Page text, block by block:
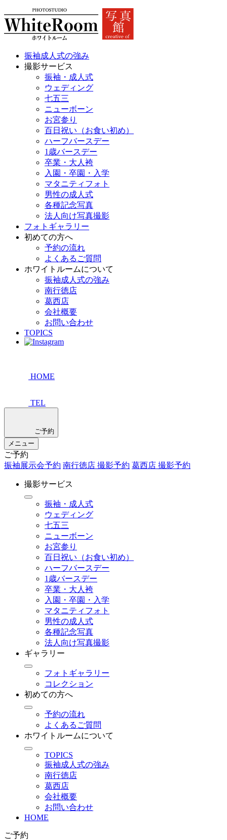
振袖成人式の強み
撮影サービス
振袖・成人式
ウェディング
七五三
ニューボーン
お宮参り
百日祝い（お食い初め）
ハーフバースデー
1歳バースデー
卒業・大人袴
入園・卒園・入学
マタニティフォト
男性の成人式
各種記念写真
法人向け写真撮影
フォトギャラリー
初めての方へ
予約の流れ
よくあるご質問
ホワイトルームについて
振袖成人式の強み
南行徳店
葛西店
会社概要
お問い合わせ
TOPICS
HOME
TEL
ご予約
メニュー
ご予約
振袖展示会予約 南行徳店 撮影予約 葛西店 撮影予約
撮影サービス
振袖・成人式
ウェディング
七五三
ニューボーン
お宮参り
百日祝い（お食い初め）
ハーフバースデー
1歳バースデー
卒業・大人袴
入園・卒園・入学
マタニティフォト
男性の成人式
各種記念写真
法人向け写真撮影
ギャラリー
フォトギャラリー
コレクション
初めての方へ
予約の流れ
よくあるご質問
ホワイトルームについて
TOPICS
振袖成人式の強み
南行徳店
葛西店
会社概要
お問い合わせ
HOME
ご予約